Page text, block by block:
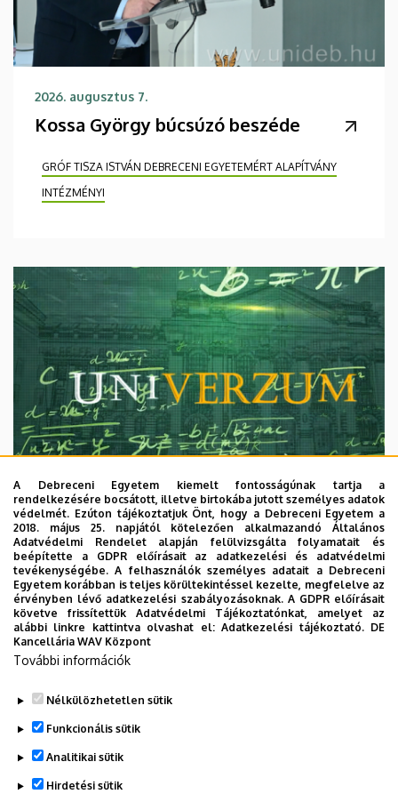
2026. augusztus 7.
Kossa György búcsúzó beszéde
GRÓF TISZA ISTVÁN DEBRECENI EGYETEMÉRT ALAPÍTVÁNY
INTÉZMÉNYI
2026. augusztus 7.
Univerzum: A Debreceni Egyetem
titkos receptjei
KUTATÁS TUDOMÁNY
A Debreceni Egyetem kiemelt fontosságúnak tartja a
rendelkezésére bocsátott, illetve birtokába jutott személyes adatok
védelmét. Ezúton tájékoztatjuk Önt, hogy a Debreceni Egyetem a
2018. május 25. napjától kötelezően alkalmazandó Általános
Adatvédelmi Rendelet alapján felülvizsgálta folyamatait és
beépítette a GDPR előírásait az adatkezelési és adatvédelmi
tevékenységébe. A felhasználók személyes adatait a Debreceni
Egyetem korábban is teljes körültekintéssel kezelte, megfelelve az
érvényben lévő adatkezelési szabályozásoknak. A GDPR előírásait
követve frissítettük Adatvédelmi Tájékoztatónkat, amelyet az
alábbi linkre kattintva olvashat el:Adatkezelési tájékoztató. DE
Kancellária WAV Központ
További információk
Nélkülözhetetlen sütik
Funkcionális sütik
Analitikai sütik
Hirdetési sütik